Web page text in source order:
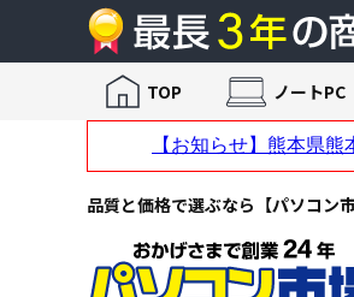
品質と価格で選ぶなら【パソコン
TOP ノートPC